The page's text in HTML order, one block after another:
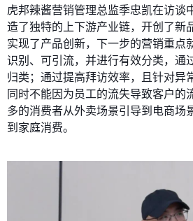
虎邦辣酱营销管理总监季忠凯在访谈
造了独特的上下游产业链，开创了新
实现了产品创新，下一步的营销重点
识别、可引流，并进行有效分类，通
归类；通过提高拜访效率，且针对异
同时不能因为员工的流失导致客户的
多的消费者从外卖场景引导到电商场
到家庭消费。